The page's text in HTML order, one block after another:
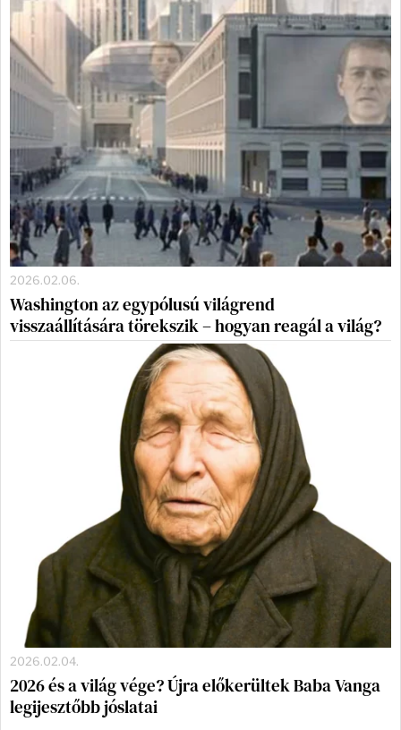
2026.02.06.
Washington az egypólusú világrend
visszaállítására törekszik – hogyan reagál a világ?
2026.02.04.
2026 és a világ vége? Újra előkerültek Baba Vanga
legijesztőbb jóslatai